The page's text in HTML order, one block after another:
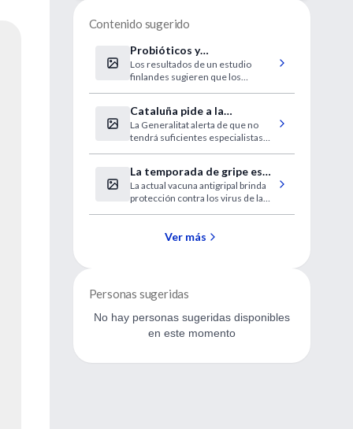
Contenido sugerido
Probióticos y
enfermedades
respiratorias en lactantes
Los resultados de un estudio
finlandes sugieren que los
sistema inmunológico y proteger a
los niños frente a los patógenos.
Cataluña pide a la
desesperada médicos
extranjeros sin homologar
La Generalitat alerta de que no
tendrá suficientes especialistas
La temporada de gripe este
año comenzó más tarde
La actual vacuna antigripal brinda
protección contra los virus de la
Ver más
Personas sugeridas
No hay personas sugeridas disponibles
en este momento